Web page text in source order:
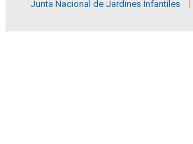
Junta Nacional de Jardines Infantiles